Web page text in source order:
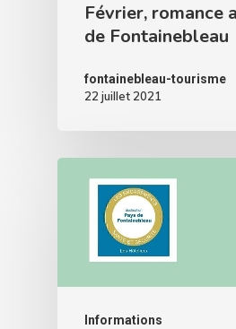
Février, romance
de Fontainebleau
fontainebleau-tourisme
22 juillet 2021
Informations